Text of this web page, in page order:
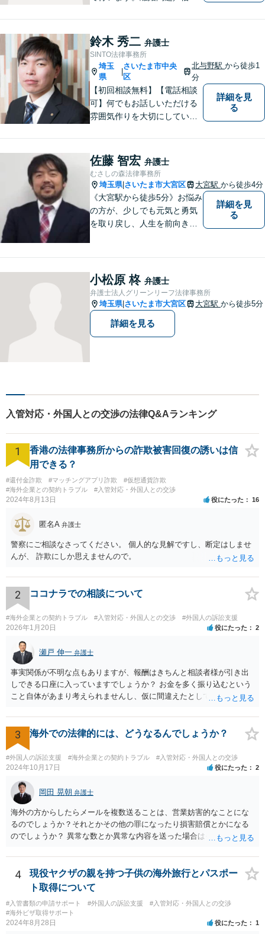
幅広く対応しております。迅
速かつ丁寧な対応を心がけて
おりますので、お気軽にご相
談ください。【弁護士歴10年
以上】【初回相談30分無料】
鈴木 秀二 弁護士
SINTO法律事務所
埼玉
県
|
さいたま市中央
区
北与野駅から徒歩1
分
【初回相談無料】【電話相談
可】何でもお話しいただける
雰囲気作りを大切にしていま
さるかどうかは、アドバイス
をお聞きになってからの判断
で構いませんので、トラブル
でお困りの方は一人で悩ま
ず、一度お気軽にご相談下さ
い。
詳細を見
る
佐藤 智宏 弁護士
むさしの森法律事務所
埼玉県| さいたま市大宮区 大宮駅 から徒歩4分
《大宮駅から徒歩5分》お悩み
の方が、少しでも元気と勇気
を取り戻し、人生を前向きに
詳細を見
る
小松原 柊 弁護士
弁護士法人グリーンリーフ法律事務所
埼玉県| さいたま市大宮区 大宮駅 から徒歩5分
詳細を見る
入管対応・外国人との交渉の法律Q&Aランキング
1
香港の法律事務所からの詐欺被害回復の誘いは信
用できる？
#還付金詐欺 #マッチングアプリ詐欺
#仮想通貨詐欺
#海外企業との契約トラブル
#入管対応・外国人との交渉
2024年8月13日 役にたった 16
匿名A 弁護士
警察にご相談なさってください。 個人的な見解ですし、断定はしませ
んが、 詐欺にしか思えませんので。
2 ココナラでの相談について
#海外企業との契約トラブル #入管対応・外国人との交渉 #外国人の訴訟支援
2026年1月20日 役にたった 2
瀬戸 伸一 弁護士
事実関係が不明な点もありますが、報酬はきちんと相談者様が引き出
しできる口座に入っていますでしょうか？ お金を多く振り込むという
こと自体があまり考えられませんし、仮に間違えたとしても、海外の
で、paypayを使うというのは、話として怪しい感じがします。 絶対に
損のないように行動されるとよいと思われます。
3 海外での法律的には、どうなるんでしょうか？
#外国人の訴訟支援 #海外企業との契約トラブル #入管対応・外国人との交渉
2024年10月17日 役にたった 2
岡田 晃朝 弁護士
海外の方からしたらメールを複数送ることは、営業妨害的なことにな
るのでしょうか？それとかその他の罪になったり損害賠償とかになる
のでしょうか？ 異常な数とか異常な内容を送った場合はそういうこと
ませんが、日本ではそうです。 しかし、現実には、あまりないかとは
思います。 お礼を送ったなら、もう伝っているでしょうから、今後
は、止めておけばよいでしょう。
4
現役ヤクザの親を持つ子供の海外旅行とパスポー
ト取得について
#入管書類の申請サポート #外国人の訴訟支援
#入管対応・外国人との交渉
#海外ビザ取得サポート
2024年8月28日 役にたった 1